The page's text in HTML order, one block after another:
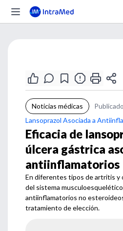
Noticias médicas
Lansoprazol Asociada a
Eficacia de
úlcera gástrica
antiinflamatorios
En diferentes tipos de artritis y
del sistema
antiinflamatorios no
tratamiento de elección.